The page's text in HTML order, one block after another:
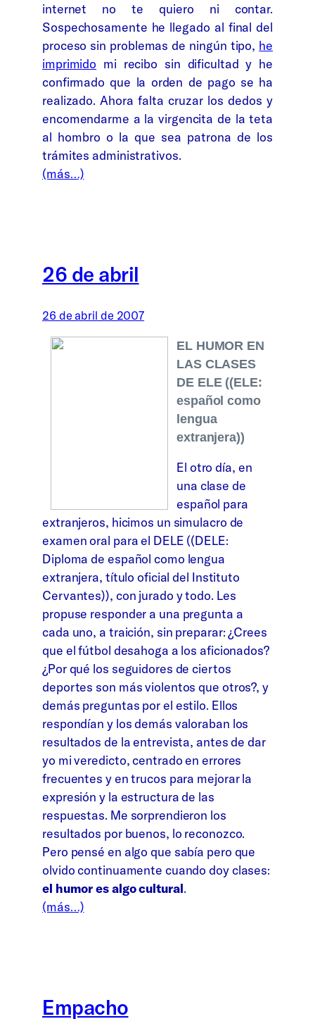
internet no te quiero ni contar.
Sospechosamente he llegado al final del
proceso sin problemas de ningún tipo, he
imprimido mi recibo sin dificultad y he
confirmado que la orden de pago se ha
realizado. Ahora falta cruzar los dedos y
encomendarme a la virgencita de la teta
al hombro o la que sea patrona de los
trámites administrativos.
(más…)
26 de abril
26 de abril de 2007
EL HUMOR EN
LAS CLASES
DE ELE ((ELE:
español como
lengua
extranjera))
El otro día, en
una clase de
español para
extranjeros, hicimos un simulacro de
examen oral para el DELE ((DELE:
Diploma de español como lengua
extranjera, título oficial del Instituto
Cervantes)), con jurado y todo. Les
propuse responder a una pregunta a
cada uno, a traición, sin preparar: ¿Crees
que el fútbol desahoga a los aficionados?
¿Por qué los seguidores de ciertos
deportes son más violentos que otros?, y
demás preguntas por el estilo. Ellos
respondían y los demás valoraban los
resultados de la entrevista, antes de dar
yo mi veredicto, centrado en errores
frecuentes y en trucos para mejorar la
expresión y la estructura de las
respuestas. Me sorprendieron los
resultados por buenos, lo reconozco.
Pero pensé en algo que sabía pero que
olvido continuamente cuando doy clases:
el humor es algo cultural.
(más…)
Empacho